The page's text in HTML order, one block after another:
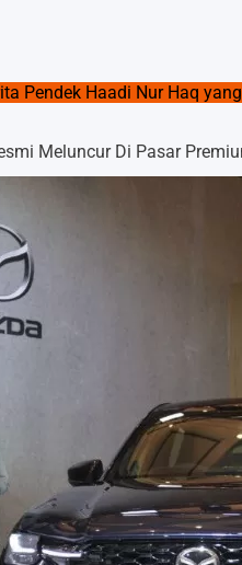
Pendek Haadi Nur Haq
Meluncur Di Pasar